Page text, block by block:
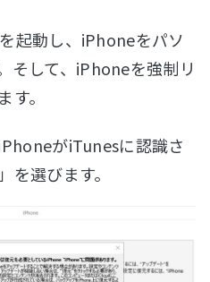
起動し、iPhoneをパソ
そして、iPhoneを強制リ
す。
がiTunesに認識さ
を選びます。